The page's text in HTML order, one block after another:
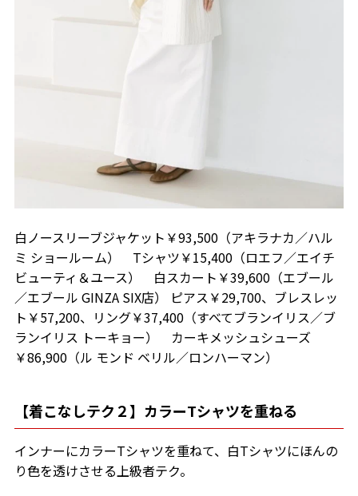
白ノースリーブジャケット￥93,500（アキラナカ／ハル
ミ ショールーム） Tシャツ￥15,400（ロエフ／エイチ
ビューティ＆ユース） 白スカート￥39,600（エブール
／エブール GINZA SIX店） ピアス￥29,700、ブレスレッ
ト￥57,200、リング￥37,400（すべてブランイリス／ブ
ランイリス トーキョー） カーキメッシュシューズ
￥86,900（ル モンド ベリル／ロンハーマン）
【着こなしテク２】カラーTシャツを重ねる
インナーにカラーTシャツを重ねて、白Tシャツにほんの
り色を透けさせる上級者テク。